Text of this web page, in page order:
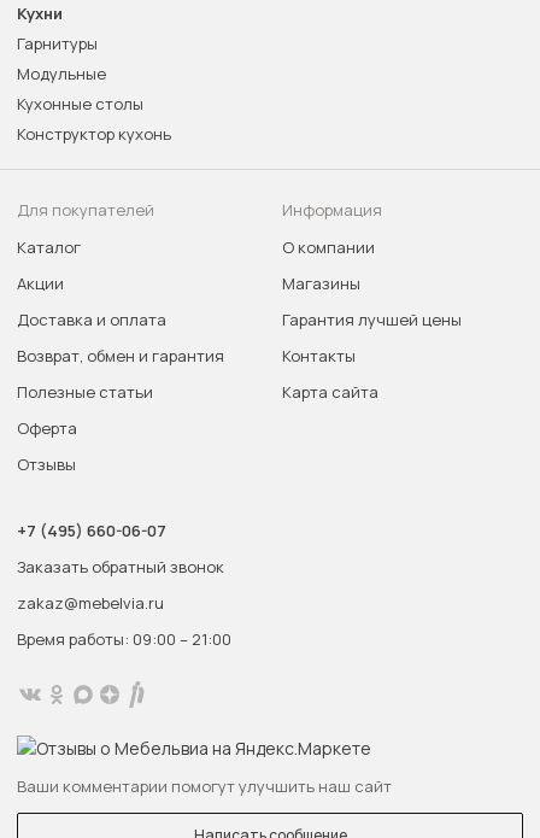
Кухни
Гарнитуры
Модульные
Кухонные столы
Конструктор кухонь
Для покупателей
Каталог
Акции
Доставка и оплата
Возврат, обмен и гарантия
Полезные статьи
Оферта
Отзывы
Информация
О компании
Магазины
Гарантия лучшей цены
Контакты
Карта сайта
+7 (495) 660-06-07
Заказать обратный звонок
zakaz@mebelvia.ru
Время работы: 09:00 – 21:00
Ваши комментарии помогут улучшить наш сайт